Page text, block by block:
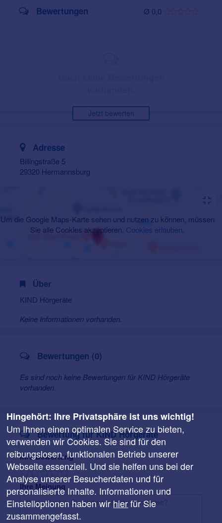
Ø 0,0
Bewertungen
Jetzt bewerten
Adresse
Billingstraße 5
29320 Hermannsburg
Um die Google Maps-Karte sehen und nutzen zu können, müssen
Sie alle Cookies akzeptieren. Cookies erlauben
Über
KIND Hörgeräte
Keine Informationen vorhanden.
Bewertungen (0)
Es sind noch keine Bewertungen für KIND Hörgeräte
vorhanden.
Bewertung für KIND Hörgeräte
Ihre Bewertung
Ihre Meinung
Hingehört: Ihre Privatsphäre ist uns wichtig!
Um Ihnen einen optimalen Service zu bieten,
verwenden wir Cookies. Sie sind für den
reibungslosen, funktionalen Betrieb unserer
Webseite essenziell. Und sie helfen uns bei der
Analyse unserer Besucherdaten und für
personalisierte Inhalte. Informationen und
Einstelloptionen haben wir hierfür Sie
zusammengefasst.